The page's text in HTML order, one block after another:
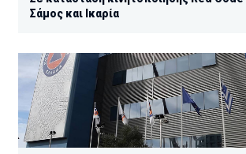
Σάμος και Ικαρία